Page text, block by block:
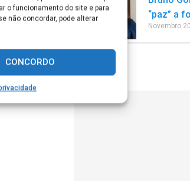
o funcionamento do site e para
não concordar, pode alterar
CONCORDO
“paz” a
Novembro